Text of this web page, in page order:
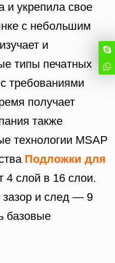
и укрепила свое
с небольшим
и
типы печатных
требованиями
получает
также
технологии MSAP
Подложки для
4 слой в 16 слои.
и след — 9
базовые